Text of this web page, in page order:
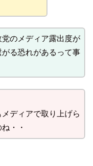
のメディア露出度が
がる恐れがあるって事
ディアで取り上げら
・・